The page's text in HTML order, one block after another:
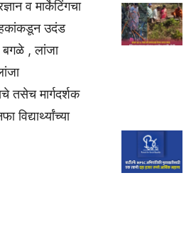
व मार्केटिंगचा
उदंड
बगळे , लांजा
तसेच मार्गदर्शक